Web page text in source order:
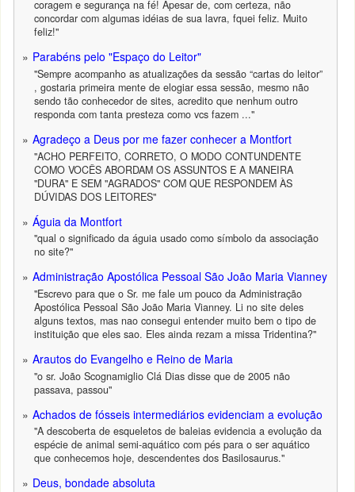
coragem e segurança na fé! Apesar de, com certeza, não
concordar com algumas idéias de sua lavra, fquei feliz. Muito
feliz!"
Parabéns pelo "Espaço do Leitor"
"Sempre acompanho as atualizações da sessão “cartas do leitor”
, gostaria primeira mente de elogiar essa sessão, mesmo não
sendo tão conhecedor de sites, acredito que nenhum outro
responda com tanta presteza como vcs fazem ..."
Agradeço a Deus por me fazer conhecer a Montfort
"ACHO PERFEITO, CORRETO, O MODO CONTUNDENTE
COMO VOCÊS ABORDAM OS ASSUNTOS E A MANEIRA
"DURA" E SEM "AGRADOS" COM QUE RESPONDEM ÀS
DÚVIDAS DOS LEITORES"
Águia da Montfort
"qual o significado da águia usado como símbolo da associação
no site?"
Administração Apostólica Pessoal São João Maria Vianney
"Escrevo para que o Sr. me fale um pouco da Administração
Apostólica Pessoal São João Maria Vianney. Li no site deles
alguns textos, mas nao consegui entender muito bem o tipo de
instituição que eles sao. Eles ainda rezam a missa Tridentina?"
Arautos do Evangelho e Reino de Maria
"o sr. João Scognamiglio Clá Dias disse que de 2005 não
passava, passou"
Achados de fósseis intermediários evidenciam a evolução
"A descoberta de esqueletos de baleias evidencia a evolução da
espécie de animal semi-aquático com pés para o ser aquático
que conhecemos hoje, descendentes dos Basilosaurus."
Deus, bondade absoluta